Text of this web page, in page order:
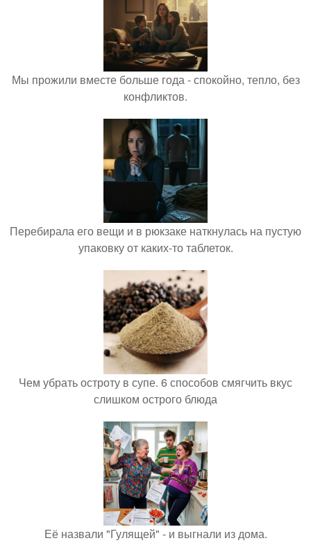
Мы прожили вместе больше года - спокойно, тепло, без
конфликтов.
Перебирала его вещи и в рюкзаке наткнулась на пустую
упаковку от каких-то таблеток.
Чем убрать остроту в супе. 6 способов смягчить вкус
слишком острого блюда
Её назвали "Гулящей" - и выгнали из дома.